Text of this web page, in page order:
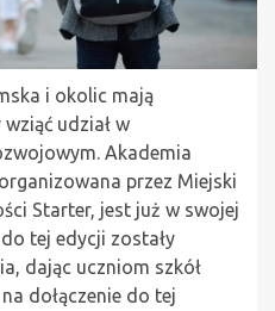
i okolic mają
udział w
Akademia
przez Miejski
Starter, jest już w swojej
tej edycji zostały
dając uczniom szkół
dołączenie do tej